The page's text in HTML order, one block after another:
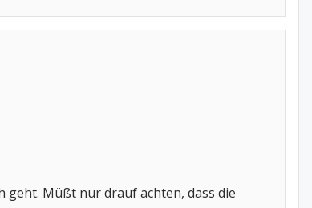
geht. Müßt nur drauf achten, dass die